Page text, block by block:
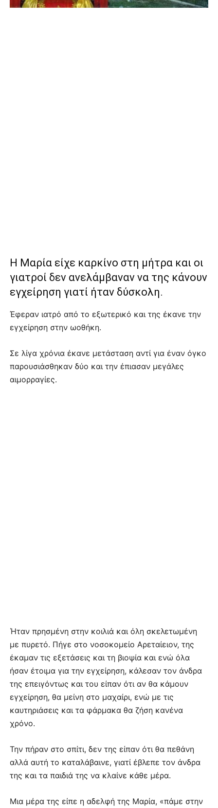
Η Μαρία είχε καρκίνο στη μήτρα και οι
γιατροί δεν ανελάμβαναν να της κάνουν
εγχείρηση γιατί ήταν δύσκολη.
Έφεραν ιατρό από το εξωτερικό και της έκανε την
εγχείρηση στην ωοθήκη.
Σε λίγα χρόνια έκανε μετάσταση αντί για έναν όγκο
παρουσιάσθηκαν δύο και την έπιασαν μεγάλες
αιμορραγίες.
Ήταν πρησμένη στην κοιλιά και όλη σκελετωμένη
με πυρετό. Πήγε στο νοσοκομείο Αρεταίειον, της
έκαμαν τις εξετάσεις και τη βιοψία και ενώ όλα
ήσαν έτοιμα για την εγχείρηση, κάλεσαν τον άνδρα
της επειγόντως και του είπαν ότι αν θα κάμουν
εγχείρηση, θα μείνη στο μαχαίρι, ενώ με τις
καυτηριάσεις και τα φάρμακα θα ζήση κανένα
χρόνο.
Την πήραν στο σπίτι, δεν της είπαν ότι θα πεθάνη
αλλά αυτή το καταλάβαινε, γιατί έβλεπε τον άνδρα
της και τα παιδιά της να κλαίνε κάθε μέρα.
Μια μέρα της είπε η αδελφή της Μαρία, «πάμε στην